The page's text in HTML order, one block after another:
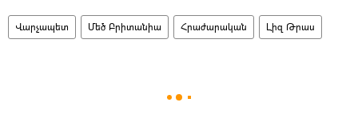
Վարչապետ Մեծ Բրիտանիա Հրաժարական Լիզ Թրաս